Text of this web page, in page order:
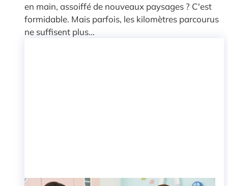
en main, assoiffé de nouveaux paysages ? C'est
formidable. Mais parfois, les kilomètres parcourus
ne suffisent plus...